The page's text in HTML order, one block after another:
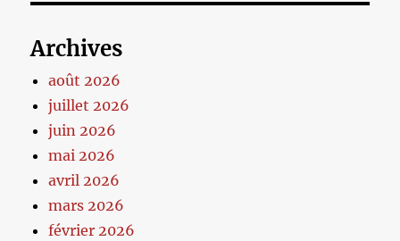
Archives
août 2026
juillet 2026
juin 2026
mai 2026
avril 2026
mars 2026
février 2026